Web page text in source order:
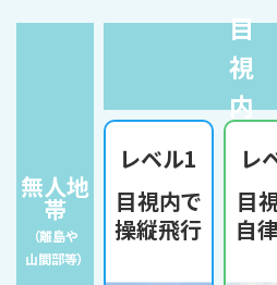
無人地
帯
（離島や
山間部等）
目
視
内
レベル1
目視内で
操縦飛行
レ
目
自